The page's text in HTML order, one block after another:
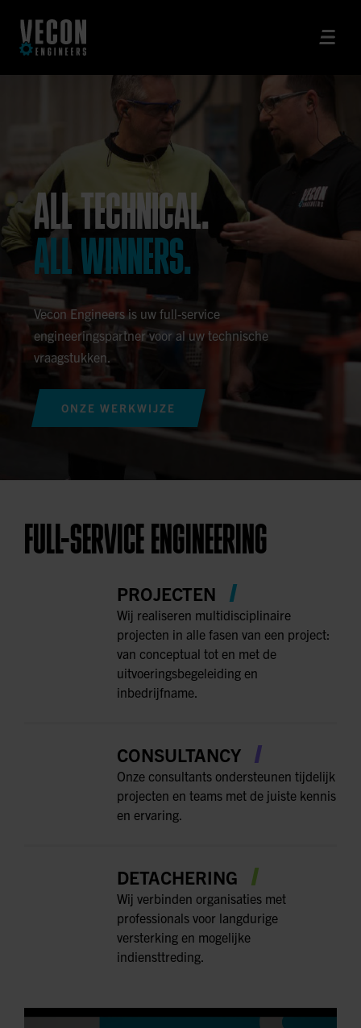
ALL TECHNICAL.
ALL WINNERS.
Vecon Engineers is uw full-service
engineeringspartner voor al uw technische
vraagstukken.
ONZE WERKWIJZE
FULL-SERVICE ENGINEERING
PROJECTEN
Wij realiseren multidisciplinaire
projecten in alle fasen van een project:
van conceptual tot en met de
uitvoeringsbegeleiding en
inbedrijfname.
CONSULTANCY
Onze consultants ondersteunen tijdelijk
projecten en teams met de juiste kennis
en ervaring.
DETACHERING
Wij verbinden organisaties met
professionals voor langdurige
versterking en mogelijke
indiensttreding.